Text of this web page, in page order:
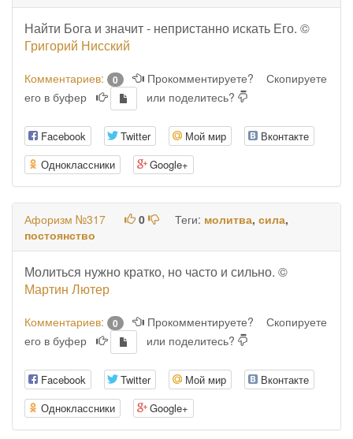
Найти Бога и значит - непристанно искать Его. ©
Григорий Нисский
Комментариев: 0 Прокомментируете?
Скопируете
его в буфер
или поделитесь?
Facebook Twitter Мой мир
Вконтакте
Одноклассники
Google+
Афоризм №317 0 Теги: молитва, сила,
постоянство
Молиться нужно кратко, но часто и сильно. ©
Мартин Лютер
Комментариев: 0 Прокомментируете?
Скопируете
его в буфер
или поделитесь?
Facebook Twitter Мой мир
Вконтакте
Одноклассники
Google+